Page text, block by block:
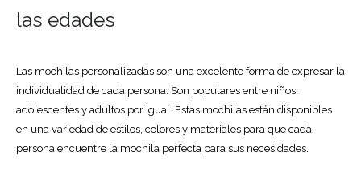
las edades
Las mochilas personalizadas son una excelente forma de expresar la
individualidad de cada persona. Son populares entre niños,
adolescentes y adultos por igual. Estas mochilas están disponibles
en una variedad de estilos, colores y materiales para que cada
persona encuentre la mochila perfecta para sus necesidades.